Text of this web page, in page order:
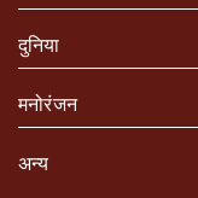
दुनिया
मनोरंजन
अन्य